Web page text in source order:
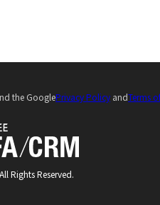
Rights Reserved.
the GooglePrivacy Policy andTerms